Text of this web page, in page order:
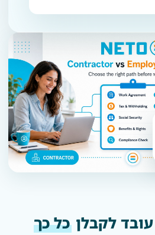
לקבלן כל כך